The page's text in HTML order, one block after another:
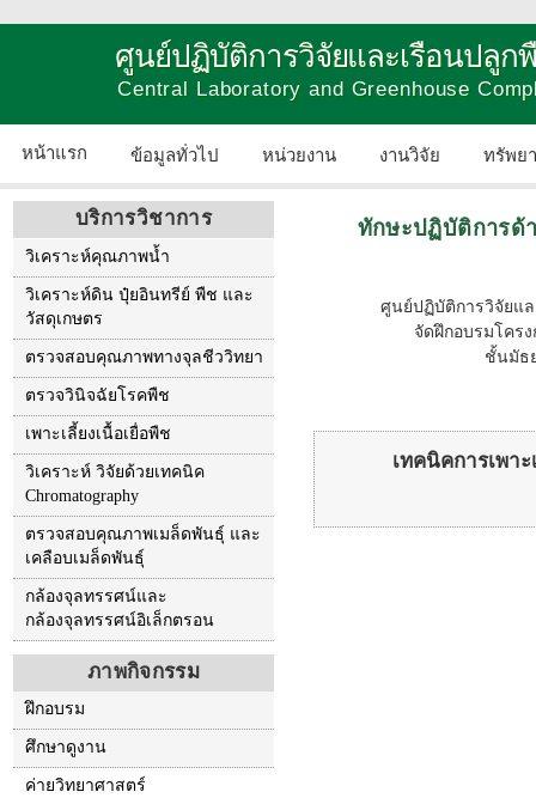
ศูนย์ปฏิบัติการวิจัยและเรือนปลูก
Central Laboratory and Greenhouse
หน้าแรก ข้อมูลทั่วไป หน่วยงาน งานวิจัย ทรัพย
บริการวิชาการ
วิเคราะห์คุณภาพน้ำ
วิเคราะห์ดิน ปุ๋ยอินทรีย์ พืช และ
วัสดุเกษตร
ตรวจสอบคุณภาพทางจุลชีววิทยา
ตรวจวินิจฉัยโรคพืช
เพาะเลี้ยงเนื้อเยื่อพืช
วิเคราะห์ วิจัยด้วยเทคนิค
Chromatography
ตรวจสอบคุณภาพเมล็ดพันธุ์ และ
เคลือบเมล็ดพันธุ์
กล้องจุลทรรศน์และ
กล้องจุลทรรศน์อิเล็กตรอน
ภาพกิจกรรม
ฝึกอบรม
ศึกษาดูงาน
ค่ายวิทยาศาสตร์
ทักษะปฏิบัติการด้า
ศูนย์ปฏิบัติการวิจัยแ
จัดฝึกอบรมโคร
ชั้นมัธ
เทคนิคการเพา